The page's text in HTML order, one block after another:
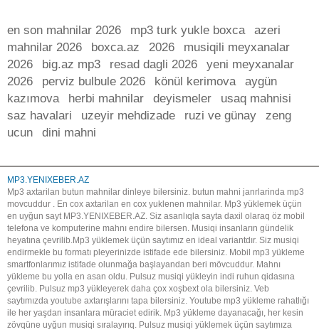
en son mahnilar 2026 mp3 turk yukle boxca
azeri
mahnilar 2026
boxca.az 2026
musiqili meyxanalar
2026
big.az mp3 resad dagli 2026
yeni meyxanalar
2026
perviz bulbule 2026 könül kerimova
aygün
kazımova
herbi mahnilar deyismeler
usaq mahnisi
saz havalari
uzeyir mehdizade ruzi ve günay
zeng
ucun
dini mahni
MP3.YENIXEBER.AZ
Mp3 axtarilan butun mahnilar dinleye bilersiniz. butun mahni janrlarinda mp3
movcuddur . En cox axtarilan en cox yuklenen mahnilar. Mp3 yüklemek üçün
en uyğun sayt MP3.YENIXEBER.AZ. Siz asanlıqla sayta daxil olaraq öz mobil
telefona ve komputerine mahnı endire bilersen. Musiqi insanların gündelik
heyatına çevrilib.Mp3 yüklemek üçün saytımız en ideal variantdır. Siz musiqi
endirmekle bu formatı pleyerinizde istifade ede bilersiniz. Mobil mp3 yükleme
smartfonlarımız istifade olunmağa başlayandan beri mövcuddur. Mahnı
yükleme bu yolla en asan oldu. Pulsuz musiqi yükleyin indi ruhun qidasına
çevrilib. Pulsuz mp3 yükleyerek daha çox xoşbext ola bilersiniz. Veb
saytımızda youtube axtarışlarını tapa bilersiniz. Youtube mp3 yükleme rahatlığı
ile her yaşdan insanlara müraciet edirik. Mp3 yükleme dayanacağı, her kesin
zövqüne uyğun musiqi sıralayırıq. Pulsuz musiqi yüklemek üçün saytımıza